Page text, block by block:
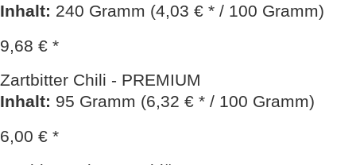
Inhalt: 240 Gramm (4,03 € * / 100 Gramm)
9,68 € *
Zartbitter Chili - PREMIUM
Inhalt: 95 Gramm (6,32 € * / 100 Gramm)
6,00 € *